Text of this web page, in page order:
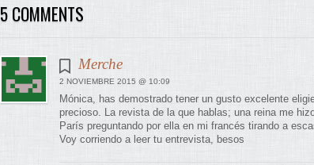
5 COMMENTS
Merche
2 NOVIEMBRE 2015 @ 10:09
Mónica, has demostrado tener un gusto excelente
precioso. La revista de la que hablas; una reina me
París preguntando por ella en mi francés tirando a
Voy corriendo a leer tu entrevista, besos